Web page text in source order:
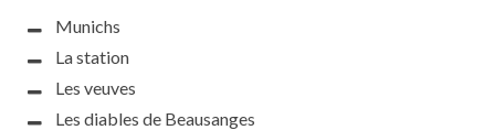
Munichs
La station
Les veuves
Les diables de Beausanges